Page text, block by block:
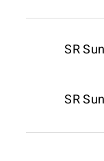
SR
SR